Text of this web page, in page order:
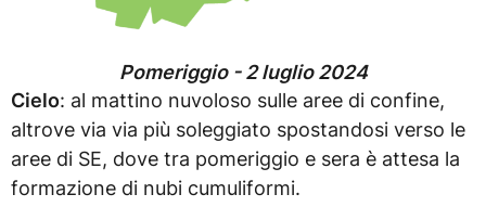
Pomeriggio - 2 luglio 2024
Cielo: al mattino nuvoloso sulle aree di confine,
altrove via via più soleggiato spostandosi verso le
aree di SE, dove tra pomeriggio e sera è attesa la
formazione di nubi cumuliformi.